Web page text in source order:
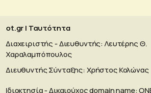
ot.gr | Ταυτότητα
Διαχειριστής - Διευθυντής: Λευτέρης Θ.
Χαραλαμπόπουλος
Διευθυντής Σύνταξης: Χρήστος Κολώνας
Ιδιοκτησία - Δικαιούχος domain name: